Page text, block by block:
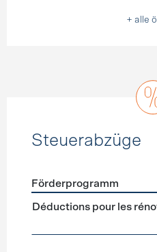
+ alle
Steuerabzüge
Förderprogramme
Förderprogramm
Déductions pour les